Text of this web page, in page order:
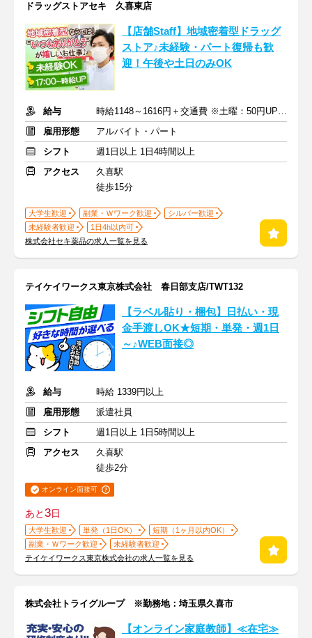
ドラッグストアセキ 久喜東店
【店舗Staff】地域密着型ドラッグ
ストア♪未経験・パート復帰も歓
迎！午後や土日のみOK
給与
時給1148～1616円＋交通費 ※土曜：50円UP/日曜・祝日：100円UP
雇用形態
アルバイト・パート
シフト
週1日以上 1日4時間以上
アクセス
久喜駅
徒歩15分
大学生歓迎 副業・Ｗワーク歓迎
シルバー歓迎
未経験者歓迎
1日4h以内可
株式会社セキ薬品の求人一覧を見る
テイケイワークス東京株式会社 春日部支店/TWT132
【ラベル貼り・梱包】日払い・現
金手渡しOK★短期・単発・週1日
～♪WEB面接◎
給与
時給 1339円以上
雇用形態
派遣社員
シフト
週1日以上 1日5時間以上
アクセス
久喜駅
徒歩2分
オンライン面接可
あと3日
大学生歓迎 単発（1日OK）
短期（1ヶ月以内OK）
副業・Ｗワーク歓迎
未経験者歓迎
テイケイワークス東京株式会社の求人一覧を見る
株式会社トライグループ ※勤務地：埼玉県久喜市
【オンライン家庭教師】≪在宅≫